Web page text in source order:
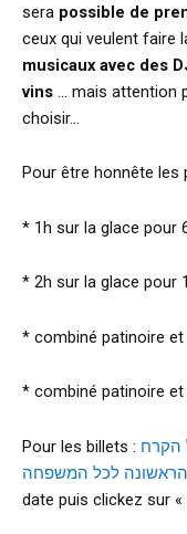
sera possible de
ceux qui veulent faire
musicaux avec des
vins … mais attention
choisir…
Pour être honnête les
* 1h sur la glace pour
* 2h sur la glace pour
* combiné patinoire
* combiné patinoire
Pour les billets : הקרח